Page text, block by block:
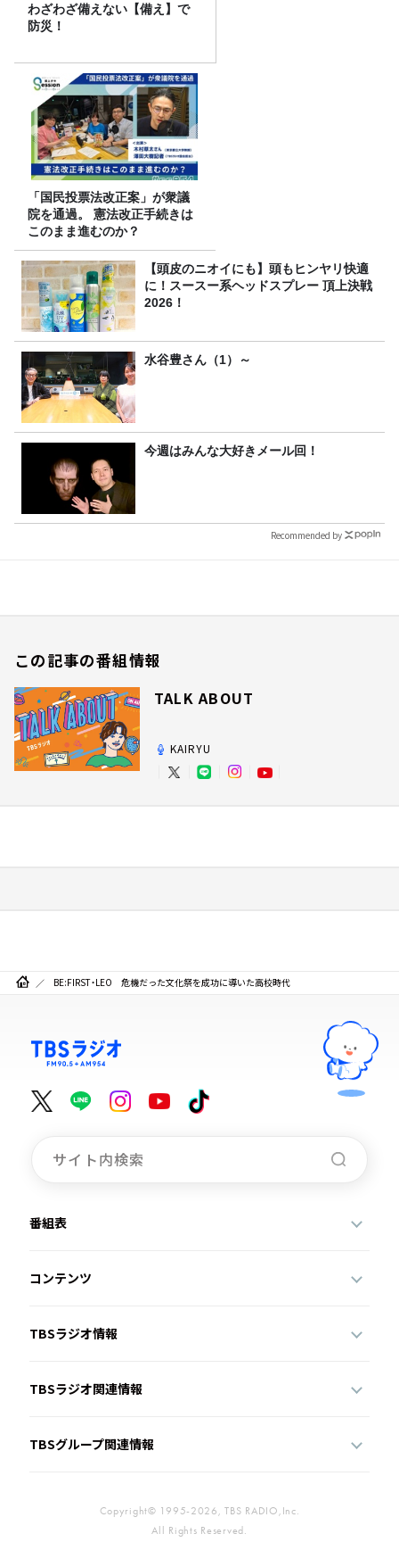
わざわざ備えない【備え】で
防災！
「国民投票法改正案」が衆議
院を通過。 憲法改正手続きは
このまま進むのか？
【頭皮のニオイにも】頭もヒンヤリ快適
に！スースー系ヘッドスプレー 頂上決戦
2026！
水谷豊さん（1）～
今週はみんな大好きメール回！
Recommended by
この記事の番組情報
TALK ABOUT
KAIRYU
BE:FIRST・LEO 危機だった文化祭を成功に導いた高校時代
番組表
コンテンツ
TBSラジオ情報
TBSラジオ関連情報
TBSグループ関連情報
Copyright© 1995-2026, TBS RADIO,Inc.
All Rights Reserved.